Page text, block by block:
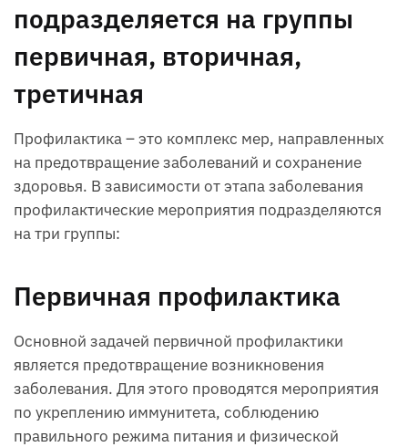
подразделяется на группы
первичная, вторичная,
третичная
Профилактика – это комплекс мер, направленных
на предотвращение заболеваний и сохранение
здоровья. В зависимости от этапа заболевания
профилактические мероприятия подразделяются
на три группы:
Первичная профилактика
Основной задачей первичной профилактики
является предотвращение возникновения
заболевания. Для этого проводятся мероприятия
по укреплению иммунитета, соблюдению
правильного режима питания и физической